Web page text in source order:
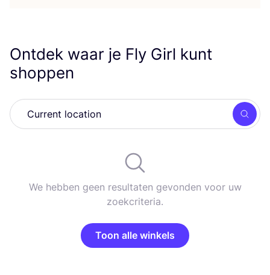
Ontdek waar je Fly Girl kunt
shoppen
Zoek
We hebben geen resultaten gevonden voor uw
zoekcriteria.
Toon alle winkels